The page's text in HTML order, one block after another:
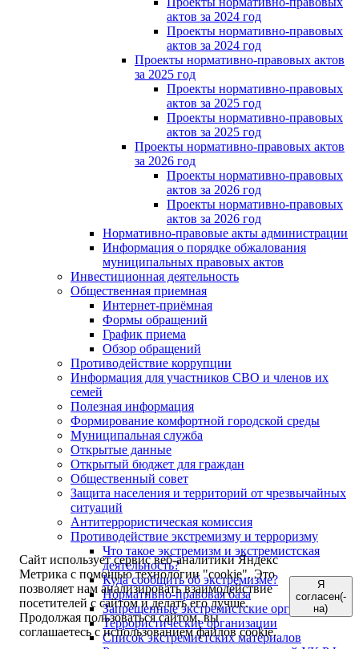
актов за 2024 год
Проекты нормативно-правовых
актов за 2024 год
Проекты нормативно-правовых актов
за 2025 год
Проекты нормативно-правовых
актов за 2025 год
Проекты нормативно-правовых
актов за 2025 год
Проекты нормативно-правовых актов
за 2026 год
Проекты нормативно-правовых
актов за 2026 год
Проекты нормативно-правовых
актов за 2026 год
Нормативно-правовые акты администрации
Информация о порядке обжалования
муниципальных правовых актов
Инвестиционная деятельность
Общественная приемная
Интернет-приёмная
Формы обращений
График приема
Обзор обращений
Противодействие коррупции
Информация для участников СВО и членов их
семей
Полезная информация
Формирование комфортной городской среды
Муниципальная служба
Открытые данные
Открытый бюджет для граждан
Общественный совет
Защита населения и территорий от чрезвычайных
ситуаций
Антитеррористическая комиссия
Противодействие экстремизму и терроризму
Что такое экстремизм и экстремистская
деятельность?
Куда сообщить об экстремизме?
Нормативно-правовая база
Запрещенные экстремистские организации
Террористические организации
Список экстремистских материалов
Сайт использует сервис веб-аналитики Яндекс
Метрика с помощью технологии "cookie". Это
позволяет нам анализировать взаимодействие
посетителей с сайтом и делать его лучше.
Продолжая пользоваться сайтом, вы
соглашаетесь с использованием файлов cookie.
Я
согласен(-
на)